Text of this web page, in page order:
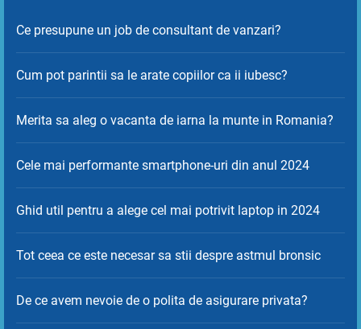
Ce presupune un job de consultant de vanzari?
Cum pot parintii sa le arate copiilor ca ii iubesc?
Merita sa aleg o vacanta de iarna la munte in Romania?
Cele mai performante smartphone-uri din anul 2024
Ghid util pentru a alege cel mai potrivit laptop in 2024
Tot ceea ce este necesar sa stii despre astmul bronsic
De ce avem nevoie de o polita de asigurare privata?